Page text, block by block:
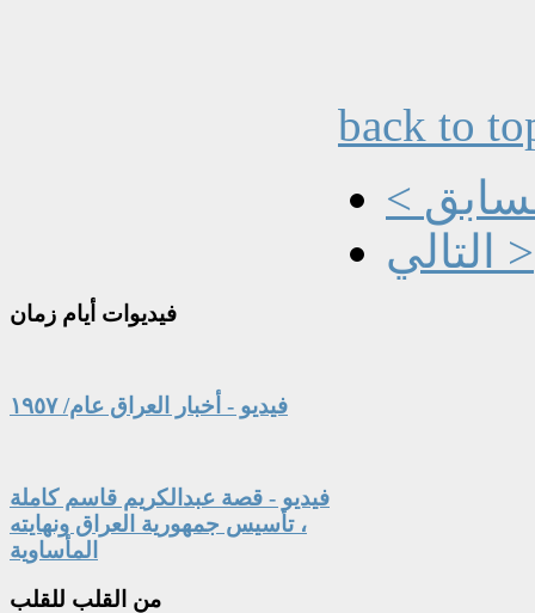
back to
التالي >
فيديوات أيام زمان
فيديو - أخبار العراق عام/ ١٩٥٧
فيديو - قصة عبدالكريم قاسم كاملة
، تأسيس جمهورية العراق ونهايته
المأساوية
من القلب للقلب